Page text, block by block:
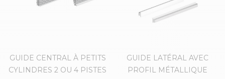
GUIDE CENTRAL À PETITS
CYLINDRES 2 OU 4 PISTES
GUIDE LATÉRAL AVEC
PROFIL MÉTALLIQUE